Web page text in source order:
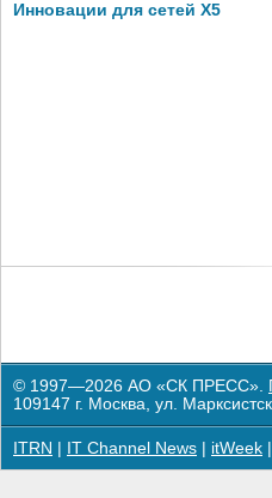
Инновации для сетей X5
© 1997—2026 АО «СК ПРЕСС».
109147 г. Москва, ул.
ITRN IT Channel News itWeek